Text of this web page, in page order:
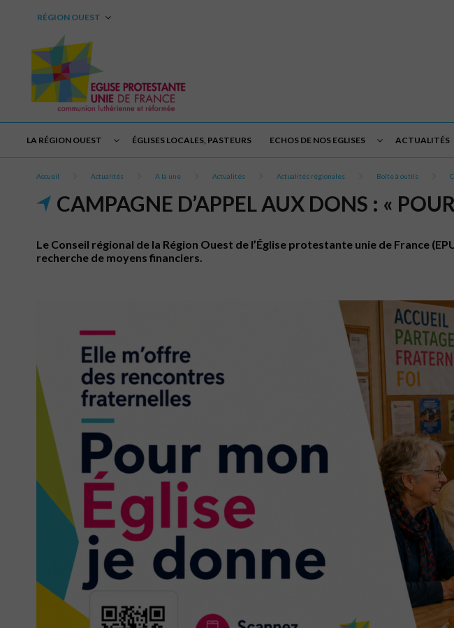
RÉGION OUEST
LA RÉGION OUEST ÉGLISES LOCALES, PASTEURS ECHOS DE NOS EGLISES ACTUALITÉS
Accueil Actualités A la une Actualités Actualités régionales Boîte à outils
CAMPAGNE D’APPEL AUX DONS : «
Le Conseil régional de la Région Ouest de l’Église protestante unie de France
recherche de moyens financiers.